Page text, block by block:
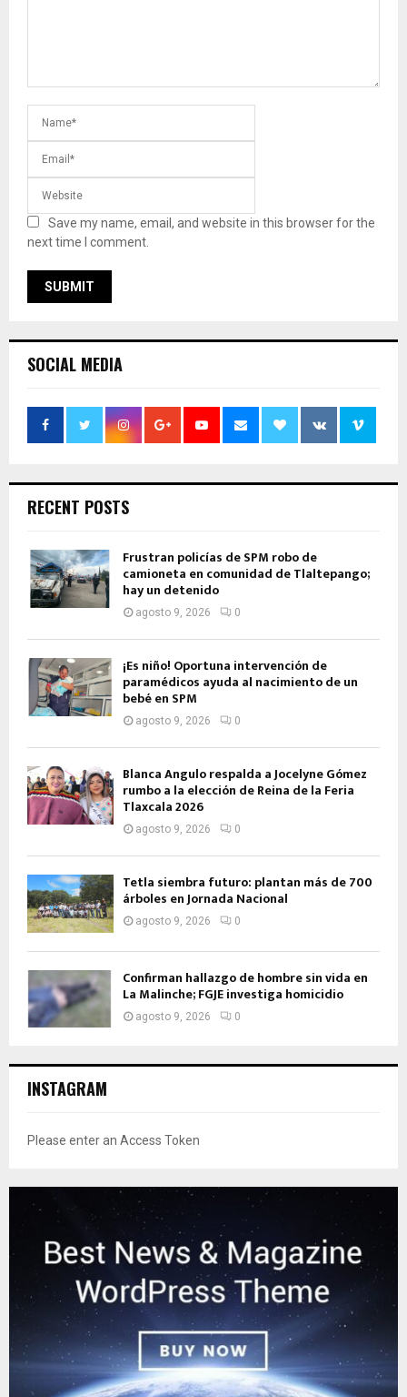
Save my name, email, and website in this browser for the
next time I comment.
SOCIAL MEDIA
RECENT POSTS
Frustran policías de SPM robo de
camioneta en comunidad de Tlaltepango;
hay un detenido
agosto 9, 2026 0
¡Es niño! Oportuna intervención de
paramédicos ayuda al nacimiento de un
bebé en SPM
agosto 9, 2026 0
Blanca Angulo respalda a Jocelyne Gómez
rumbo a la elección de Reina de la Feria
Tlaxcala 2026
agosto 9, 2026 0
Tetla siembra futuro: plantan más de 700
árboles en Jornada Nacional
agosto 9, 2026 0
Confirman hallazgo de hombre sin vida en
La Malinche; FGJE investiga homicidio
agosto 9, 2026 0
INSTAGRAM
Please enter an Access Token